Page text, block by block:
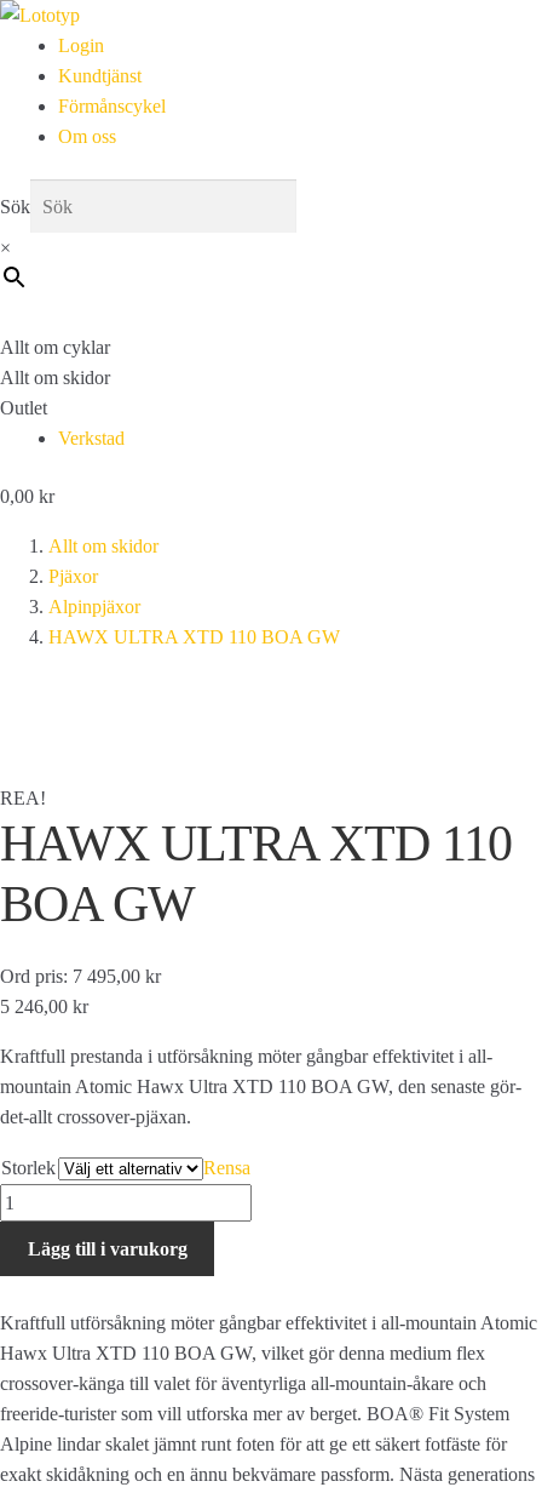
Login
Kundtjänst
Förmånscykel
Om oss
Sök
×
Allt om cyklar
Allt om skidor
Outlet
Verkstad
0,00 kr
Allt om skidor
Pjäxor
Alpinpjäxor
HAWX ULTRA XTD 110 BOA GW
REA!
HAWX ULTRA XTD 110
BOA GW
Ord pris: 7 495,00 kr
5 246,00 kr
Kraftfull prestanda i utförsåkning möter gångbar effektivitet i all-
mountain Atomic Hawx Ultra XTD 110 BOA GW, den senaste gör-
det-allt crossover-pjäxan.
Storlek
Rensa
HAWX
ULTRA
XTD
BOA
GW
mängd
Lägg till i varukorg
Kraftfull utförsåkning möter gångbar effektivitet i all-mountain Atomic
Hawx Ultra XTD 110 BOA GW, vilket gör denna medium flex
crossover-känga till valet för äventyrliga all-mountain-åkare och
freeride-turister som vill utforska mer av berget. BOA® Fit System
Alpine lindar skalet jämnt runt foten för att ge ett säkert fotfäste för
exakt skidåkning och en ännu bekvämare passform. Nästa generations